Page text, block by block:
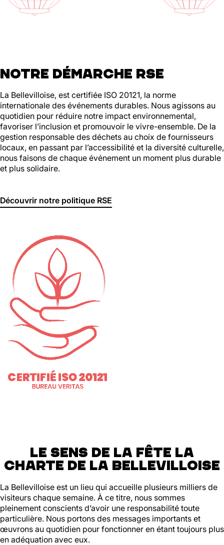
Dim : 11h30 - 16h00
Lun, Mar, Mer : Fermé
Voir la carte
Réserver une table
En savoir plus
Le Toit
Sam, Dim : 15h00 - 00h00
88
Ménilmontant
Mer, Jeu : 17h - 22h00
Ven : 17h - 23h00
Sam : 15h00 - 23h00
Dim : 15h00 - 22h00
Lun, Mar : Fermé
Nous suivre
NOTRE DÉMARCHE RSE
La Bellevilloise, est certifiée ISO 20121, la norme
internationale des événements durables. Nous agissons au
quotidien pour réduire notre impact environnemental,
favoriser l’inclusion et promouvoir le vivre-ensemble. De la
gestion responsable des déchets au choix de fournisseurs
locaux, en passant par l’accessibilité et la diversité culturelle,
nous faisons de chaque événement un moment plus durable
et plus solidaire.
Découvrir notre politique RSE
LE SENS DE LA FÊTE LA
CHARTE DE LA BELLEVILLOISE
La Bellevilloise est un lieu qui accueille plusieurs milliers de
visiteurs chaque semaine. À ce titre, nous sommes
pleinement conscients d’avoir une responsabilité toute
particulière. Nous portons des messages importants et
œuvrons au quotidien pour fonctionner en étant toujours plus
en adéquation avec eux.